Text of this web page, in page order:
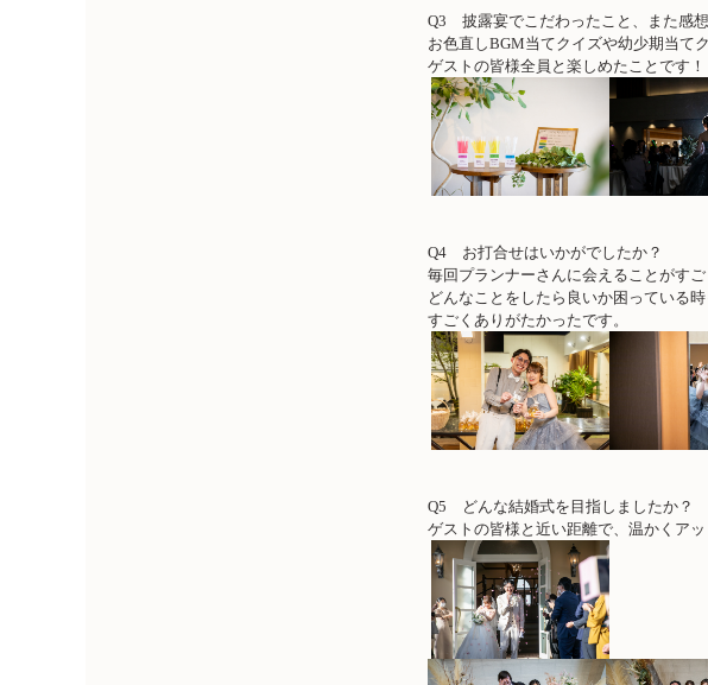
Q3 披露宴でこだわったこと、また感
お色直しBGM当てクイズや幼少期当て
ゲストの皆様全員と楽しめたことです！
Q4 お打合せはいかがでしたか？
毎回プランナーさんに会えることがすご
どんなことをしたら良いか困っている
すごくありがたかったです。
Q5 どんな結婚式を目指しましたか？
ゲストの皆様と近い距離で、温かくア